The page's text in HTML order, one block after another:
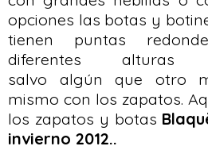
opciones las botas y
tienen puntas
diferentes alturas
salvo algún que otro
mismo con los zapatos.
los zapatos y botas
invierno 2012..